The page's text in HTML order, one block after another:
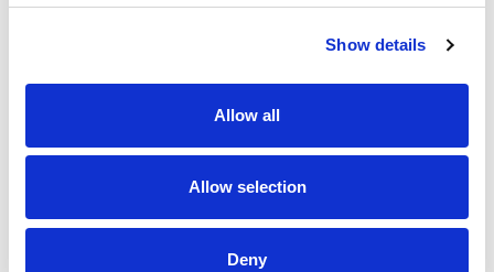
Show details
Allow all
Allow selection
Deny
Fuel Cards manager
Plusieurs employé(e)s en station-service